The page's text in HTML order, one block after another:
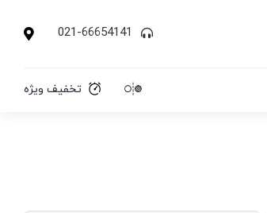
021-66654141
تخفیف ویژه